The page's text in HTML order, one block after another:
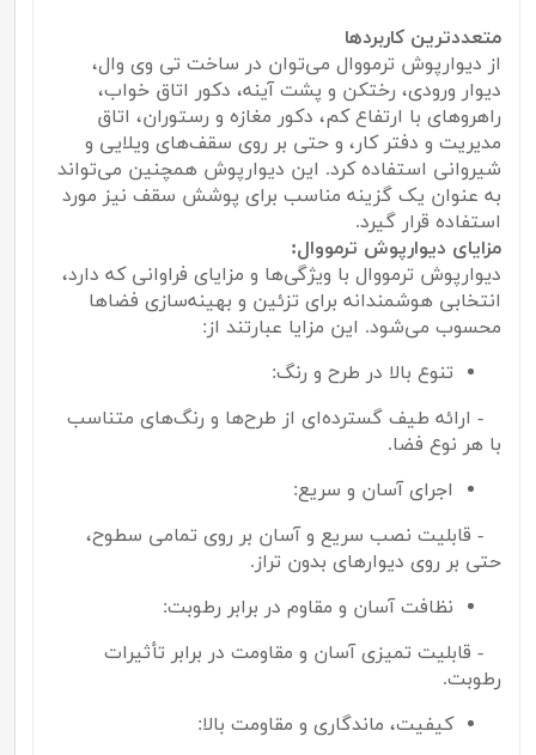
متعددترین کاربردها
از دیوارپوش ترمووال می‌توان در ساخت تی وی وال،
دیوار ورودی، رختکن و پشت آینه، دکور اتاق خواب،
راهروهای با ارتفاع کم، دکور مغازه و رستوران، اتاق
مدیریت و دفتر کار، و حتی بر روی سقف‌های ویلایی و
شیروانی استفاده کرد. این دیوارپوش همچنین می‌تواند
به عنوان یک گزینه مناسب برای پوشش سقف نیز مورد
استفاده قرار گیرد.
مزایای دیوارپوش ترمووال:
دیوارپوش ترمووال با ویژگی‌ها و مزایای فراوانی که دارد،
انتخابی هوشمندانه برای تزئین و بهینه‌سازی فضاها
محسوب می‌شود. این مزایا عبارتند از:
تنوع بالا در طرح و رنگ:
- ارائه طیف گسترده‌ای از طرح‌ها و رنگ‌های متناسب
با هر نوع فضا.
اجرای آسان و سریع:
- قابلیت نصب سریع و آسان بر روی تمامی سطوح،
حتی بر روی دیوارهای بدون تراز.
نظافت آسان و مقاوم در برابر رطوبت:
- قابلیت تمیزی آسان و مقاومت در برابر تأثیرات
رطوبت.
کیفیت، ماندگاری و مقاومت بالا: